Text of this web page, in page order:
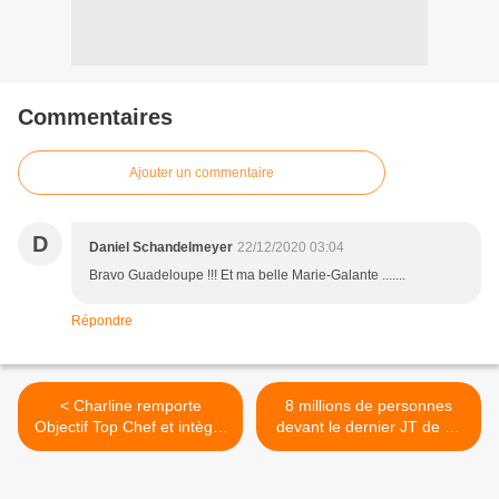
Commentaires
Ajouter un commentaire
D Daniel Schandelmeyer 22/12/2020 03:04
Bravo Guadeloupe !!! Et ma belle Marie-Galante .......
Répondre
< Charline remporte
Objectif Top Chef et intègre
la future brigade
8 millions de personnes
devant le dernier JT de 13
heures de Jean-Pierre